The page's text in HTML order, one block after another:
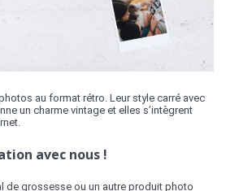
au format rétro. Leur style carré avec
un charme vintage et elles s’intègrent
avec nous !
de grossesse ou un autre produit photo